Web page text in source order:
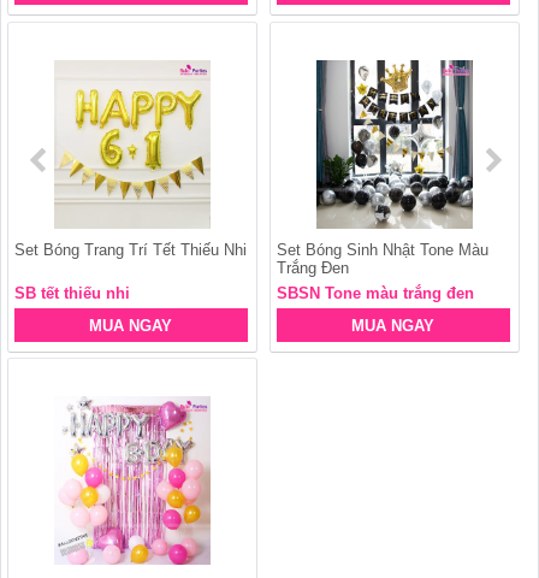
Set Bóng Trang Trí Tết Thiếu Nhi
SB tết thiếu nhi
MUA NGAY
Set Bóng Sinh Nhật Tone Màu
Trắng Đen
SBSN Tone màu trắng đen
MUA NGAY